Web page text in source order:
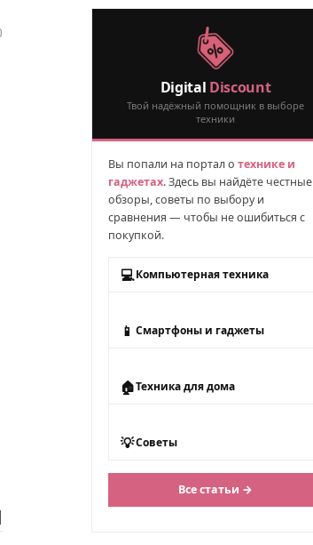
Digital Discount
Твой надёжный помощник в выборе
техники
Вы попали на портал о технике и
гаджетах. Здесь вы найдёте честные
обзоры, советы по выбору и
сравнения — чтобы не ошибиться с
покупкой.
💻 Компьютерная техника
📱 Смартфоны и гаджеты
🏠Техника для дома
💡Советы
Все статьи →